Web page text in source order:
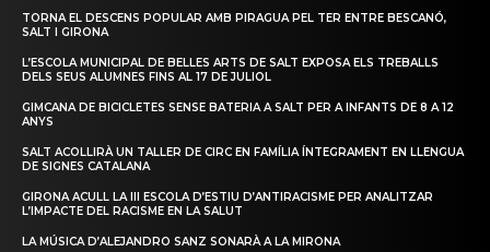
TORNA EL DESCENS POPULAR AMB PIRAGUA PEL TER ENTRE BESCANÓ,
SALT I GIRONA
L’ESCOLA MUNICIPAL DE BELLES ARTS DE SALT EXPOSA ELS TREBALLS
DELS SEUS ALUMNES FINS AL 17 DE JULIOL
GIMCANA DE BICICLETES SENSE BATERIA A SALT PER A INFANTS DE 8 A 12
ANYS
SALT ACOLLIRÀ UN TALLER DE CIRC EN FAMÍLIA ÍNTEGRAMENT EN LLENGUA
DE SIGNES CATALANA
GIRONA ACULL LA III ESCOLA D’ESTIU D’ANTIRACISME PER ANALITZAR
L’IMPACTE DEL RACISME EN LA SALUT
LA MÚSICA D’ALEJANDRO SANZ SONARÀ A LA MIRONA